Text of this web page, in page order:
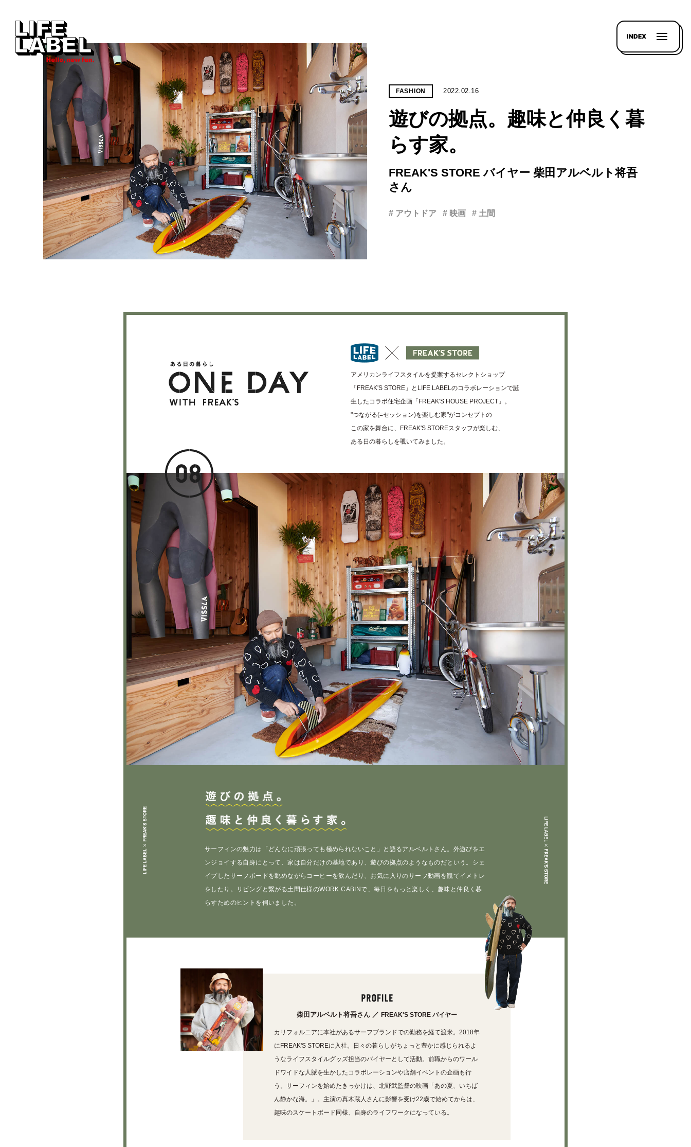
INDEX
FASHION 2022.02.16
遊びの拠点。趣味と仲良く暮
らす家。
FREAK'S STORE バイヤー 柴田アルベルト将吾
さん
# アウトドア # 映画 # 土間
アメリカンライフスタイルを提案するセレクトショップ
「FREAK'S STORE」とLIFE LABELのコラボレーションで誕
生したコラボ住宅企画「FREAK'S HOUSE PROJECT」。
"つながる(=セッション)を楽しむ家"がコンセプトの
この家を舞台に、FREAK'S STOREスタッフが楽しむ、
ある日の暮らしを覗いてみました。
サーフィンの魅力は「どんなに頑張っても極められないこと」と語るアルベルトさん。外遊びをエ
ンジョイする自身にとって、家は自分だけの基地であり、遊びの拠点のようなものだという。シェ
イプしたサーフボードを眺めながらコーヒーを飲んだり、お気に入りのサーフ動画を観てイメトレ
をしたり。リビングと繋がる土間仕様のWORK CABINで、毎日をもっと楽しく、趣味と仲良く暮
らすためのヒントを伺いました。
柴田アルベルト将吾さん ／ FREAK'S STORE バイヤー
カリフォルニアに本社があるサーフブランドでの勤務を経て渡米。2018年
にFREAK'S STOREに入社。日々の暮らしがちょっと豊かに感じられるよ
うなライフスタイルグッズ担当のバイヤーとして活動。前職からのワール
ドワイドな人脈を生かしたコラボレーションや店舗イベントの企画も行
う。サーフィンを始めたきっかけは、北野武監督の映画「あの夏、いちば
ん静かな海。」。主演の真木蔵人さんに影響を受け22歳で始めてからは、
趣味のスケートボード同様、自身のライフワークになっている。